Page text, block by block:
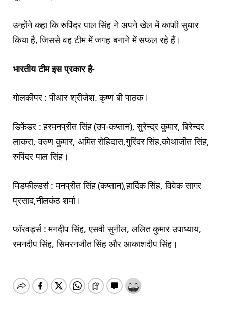
उन्होंने कहा कि रुपिंदर पाल सिंह ने अपने खेल में काफी सुधार
किया है, जिससे वह टीम में जगह बनाने में सफल रहे हैं।
भारतीय टीम इस प्रकार है-
गोलकीपर : पीआर श्रीजेश. कृष्ण बी पाठक।
डिफेंडर : हरमनप्रीत सिंह (उप-कप्तान), सुरेन्द्र कुमार, बिरेन्दर
लाकरा, वरुण कुमार, अमित रोहिदास,गुरिंदर सिंह,कोथाजीत सिंह,
रुपिंदर पाल सिंह।
मिडफील्डर्स : मनप्रीत सिंह (कप्तान),हार्दिक सिंह, विवेक सागर
प्रसाद,नीलकंठ शर्मा।
फॉरवर्ड्स : मनदीप सिंह, एसवी सुनील, ललित कुमार उपाध्याय,
रमनदीप सिंह, सिमरनजीत सिंह और आकाशदीप सिंह।